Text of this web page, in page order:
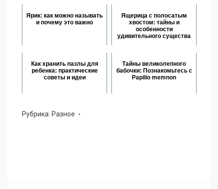
Ярик: как можно называть
и почему это важно
Ящерица с полосатым
хвостом: тайны и
особенности
удивительного существа
Как хранить пазлы для
ребенка: практические
советы и идеи
Тайны великолепного
бабочки: Познакомьтесь с
Papilio memnon
Рубрика: Разное